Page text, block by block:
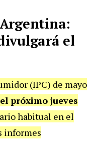
el
(IPC) de mayo
el próximo jueves
habitual en el
informes